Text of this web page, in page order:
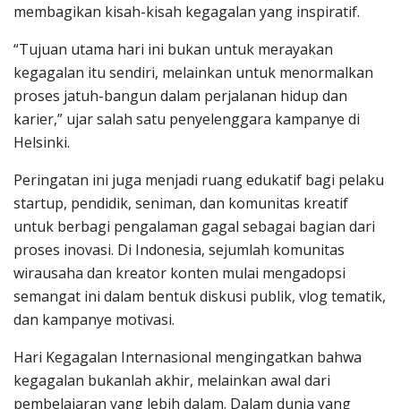
membagikan kisah-kisah kegagalan yang inspiratif.
“Tujuan utama hari ini bukan untuk merayakan
kegagalan itu sendiri, melainkan untuk menormalkan
proses jatuh-bangun dalam perjalanan hidup dan
karier,” ujar salah satu penyelenggara kampanye di
Helsinki.
Peringatan ini juga menjadi ruang edukatif bagi pelaku
startup, pendidik, seniman, dan komunitas kreatif
untuk berbagi pengalaman gagal sebagai bagian dari
proses inovasi. Di Indonesia, sejumlah komunitas
wirausaha dan kreator konten mulai mengadopsi
semangat ini dalam bentuk diskusi publik, vlog tematik,
dan kampanye motivasi.
Hari Kegagalan Internasional mengingatkan bahwa
kegagalan bukanlah akhir, melainkan awal dari
pembelajaran yang lebih dalam. Dalam dunia yang